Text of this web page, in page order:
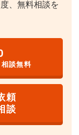
、無料相談を
談無料
頼
談